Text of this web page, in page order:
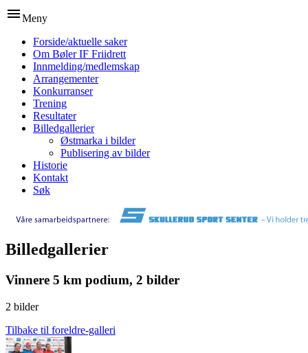
menuMeny
Forside/aktuelle saker
Om Bøler IF Friidrett
Innmelding/medlemskap
Arrangementer
Konkurranser
Trening
Resultater
Billedgallerier
Østmarka i bilder
Publisering av bilder
Historie
Kontakt
Søk
Billedgallerier
Vinnere 5 km podium, 2 bilder
2 bilder
Tilbake til foreldre-galleri